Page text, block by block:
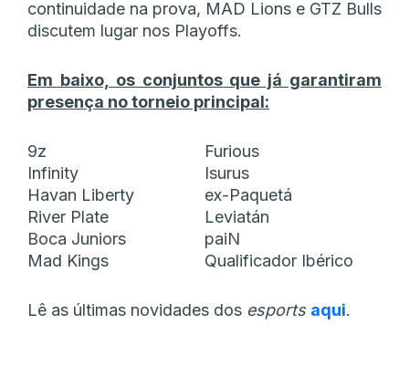
continuidade na prova, MAD Lions e GTZ Bulls
discutem lugar nos Playoffs.
Em baixo, os conjuntos que já garantiram
presença no torneio principal:
9z
Furious
Infinity
Isurus
Havan Liberty
ex-Paquetá
River Plate
Leviatán
Boca Juniors
paiN
Mad Kings
Qualificador Ibérico
Lê as últimas novidades dos esports aqui.